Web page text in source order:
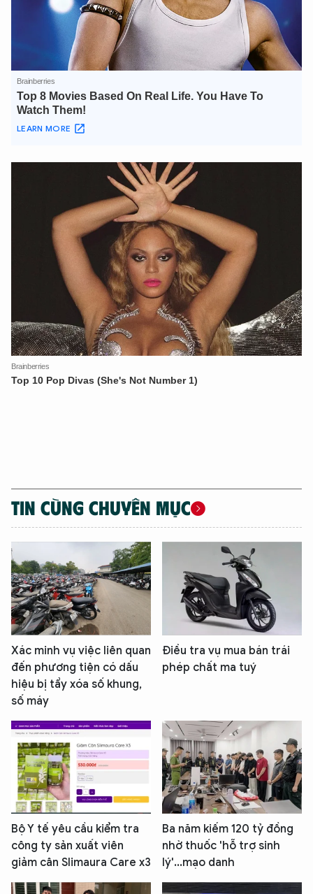
TIN CÙNG CHUYÊN MỤC
Xác minh vụ việc liên quan
đến phương tiện có dấu
hiệu bị tẩy xóa số khung,
số máy
Điều tra vụ mua bán trái
phép chất ma tuý
Bộ Y tế yêu cầu kiểm tra
công ty sản xuất viên
giảm cân Slimaura Care x3
Ba năm kiếm 120 tỷ đồng
nhờ thuốc 'hỗ trợ sinh
lý'...mạo danh
XIN CHÀO,
TÔI LÀ CHATBOT CỦA
Hãy hỏi tôi bất kỳ điều gì bạn cần biết về
An Ninh Thủ Đô nhé. Tôi sẵn sàng hỗ trợ!